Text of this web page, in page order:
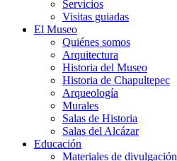
Servicios
Visitas guiadas
El Museo
Quiénes somos
Arquitectura
Historia del Museo
Historia de Chapultepec
Arqueología
Murales
Salas de Historia
Salas del Alcázar
Educación
Materiales de divulgación